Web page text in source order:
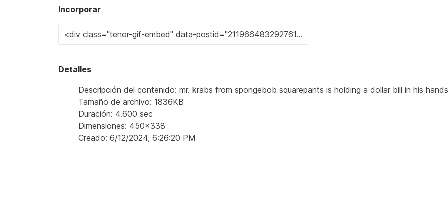
Incorporar
Detalles
Descripción del contenido: mr. krabs from spongebob squarepants is holding a dollar bill in his
Tamaño de archivo: 1836KB
Duración: 4.600 sec
Dimensiones: 450x338
Creado: 6/12/2024, 6:26:20 PM